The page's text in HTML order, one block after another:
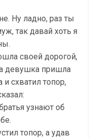
Ну ладно, раз ты
так давай хоть я
своей дорогой,
девушка пришла
и схватил топор,
узнают об
топор, а удав